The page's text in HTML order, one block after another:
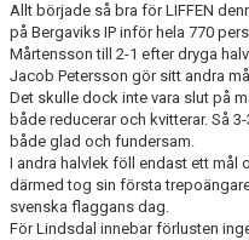
Allt började så bra för LIFFEN
på Bergaviks IP inför hela 770
Mårtensson till 2-1 efter dryga
Jacob Petersson gör sitt andra
Det skulle dock inte vara slut på
både reducerar och kvitterar. Så
både glad och fundersam.
I andra halvlek föll endast ett mål
därmed tog sin första
svenska flaggans dag.
För Lindsdal innebar förlusten